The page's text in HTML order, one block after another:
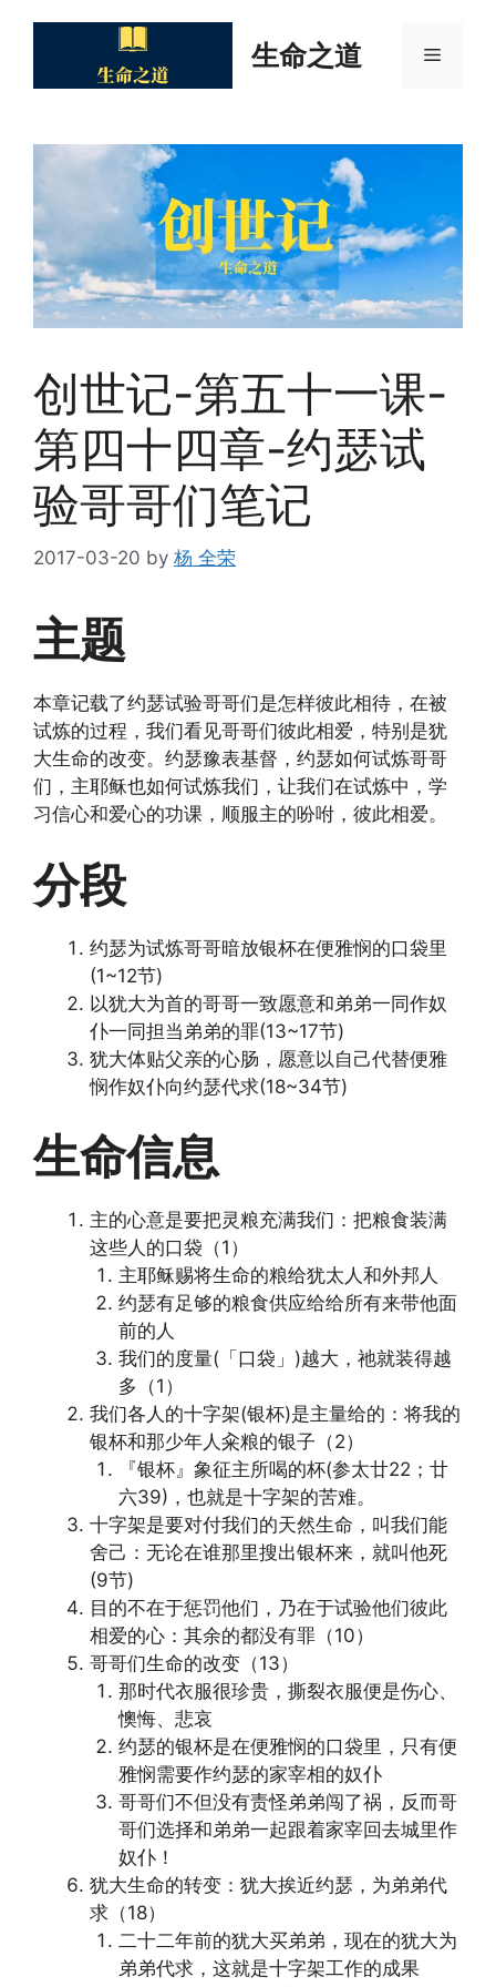
生命之道 Menu
创世记-第五十一课-
第四十四章-约瑟试
验哥哥们笔记
2017-03-20 by 杨 全荣
主题
本章记载了约瑟试验哥哥们是怎样彼此相待，在被
试炼的过程，我们看见哥哥们彼此相爱，特别是犹
大生命的改变。约瑟豫表基督，约瑟如何试炼哥哥
们，主耶稣也如何试炼我们，让我们在试炼中，学
习信心和爱心的功课，顺服主的吩咐，彼此相爱。
分段
约瑟为试炼哥哥暗放银杯在便雅悯的口袋里
(1~12节)
以犹大为首的哥哥一致愿意和弟弟一同作奴
仆一同担当弟弟的罪(13~17节)
犹大体贴父亲的心肠，愿意以自己代替便雅
悯作奴仆向约瑟代求(18~34节)
生命信息
主的心意是要把灵粮充满我们：把粮食装满
这些人的口袋（1）
主耶稣赐将生命的粮给犹太人和外邦人
约瑟有足够的粮食供应给给所有来带他面
前的人
我们的度量(「口袋」)越大，祂就装得越
多（1）
我们各人的十字架(银杯)是主量给的：将我的
银杯和那少年人籴粮的银子（2）
『银杯』象征主所喝的杯(参太廿22；廿
六39)，也就是十字架的苦难。
十字架是要对付我们的天然生命，叫我们能
舍己：无论在谁那里搜出银杯来，就叫他死
(9节)
目的不在于惩罚他们，乃在于试验他们彼此
相爱的心：其余的都没有罪（10）
哥哥们生命的改变（13）
那时代衣服很珍贵，撕裂衣服便是伤心、
懊悔、悲哀
约瑟的银杯是在便雅悯的口袋里，只有便
雅悯需要作约瑟的家宰相的奴仆
哥哥们不但没有责怪弟弟闯了祸，反而哥
哥们选择和弟弟一起跟着家宰回去城里作
奴仆！
犹大生命的转变：犹大挨近约瑟，为弟弟代
求（18）
二十二年前的犹大买弟弟，现在的犹大为
弟弟代求，这就是十字架工作的成果